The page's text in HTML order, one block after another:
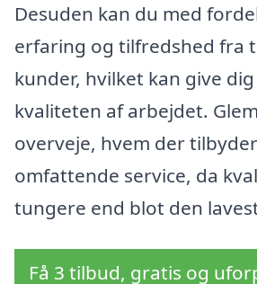
Desuden kan du med
erfaring og tilfredshed fra
kunder, hvilket kan give
kvaliteten af arbejdet.
overveje, hvem der
omfattende service, da
tungere end blot den
Få 3 tilbud, gratis og